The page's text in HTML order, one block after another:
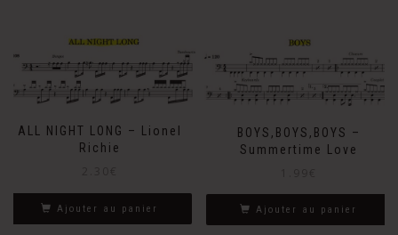
ALL NIGHT LONG – Lionel
Richie
Ajouter au panier
BOYS,BOYS,BOYS –
Summertime Love
Ajouter au panier